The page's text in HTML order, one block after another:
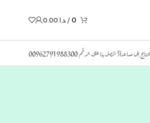
0
/ د.ا
إلى مساعدة؟ اتصل بنا على الرقم:00962791988300